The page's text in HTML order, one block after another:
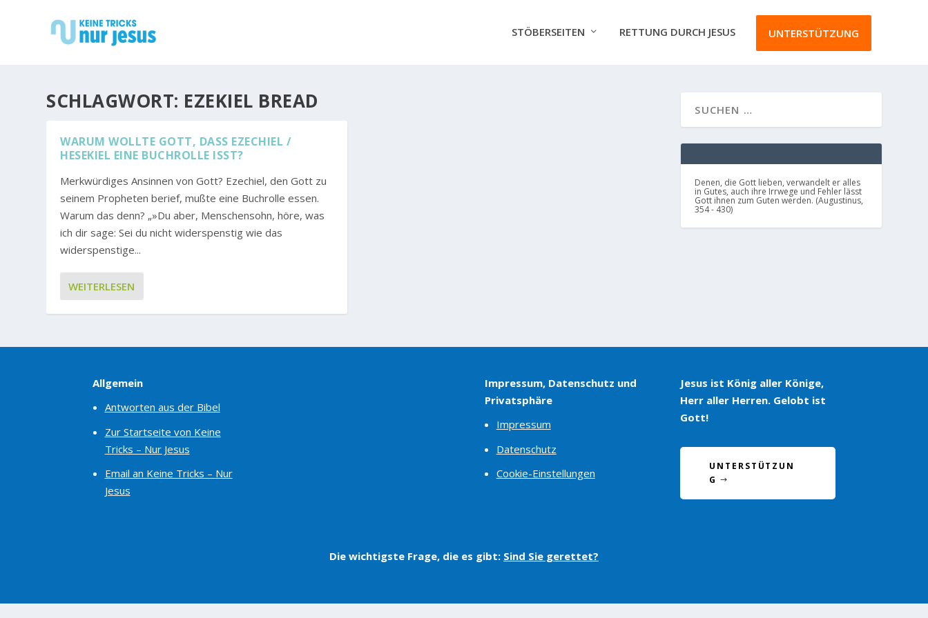
STÖBERSEITEN RETTUNG DURCH JESUS UNTERSTÜTZUNG
SCHLAGWORT: EZEKIEL BREAD
WARUM WOLLTE GOTT, DASS EZECHIEL / H
ESEKIEL EINE BUCHROLLE ISST?
Merkwürdiges Ansinnen von Gott? Ezechiel, den Gott zu
seinem Propheten berief, mußte eine Buchrolle essen.
Warum das denn? „»Du aber, Menschensohn, höre, was
ich dir sage: Sei du nicht widerspenstig wie das
widerspenstige...
WEITERLESEN
Denen, die Gott lieben, verwandelt er alles
in Gutes, auch ihre Irrwege und Fehler lässt
Gott ihnen zum Guten werden. (Augustinus,
354 - 430)
Allgemein
Antworten aus der Bibel
Zur Startseite von Keine
Tricks – Nur Jesus
Email an Keine Tricks – Nur
Jesus
Impressum, Datenschutz und
Privatsphäre
Impressum
Datenschutz
Cookie-Einstellungen
Jesus ist König aller Könige,
Herr aller Herren. Gelobt ist
Gott!
UNTERSTÜTZUN
G
Die wichtigste Frage, die es gibt: Sind Sie gerettet?